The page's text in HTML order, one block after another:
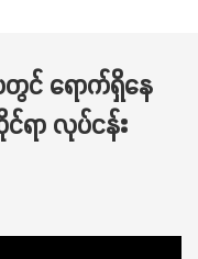
တွင် ရောက်ရှိနေ
င်ရာ လုပ်ငန်း